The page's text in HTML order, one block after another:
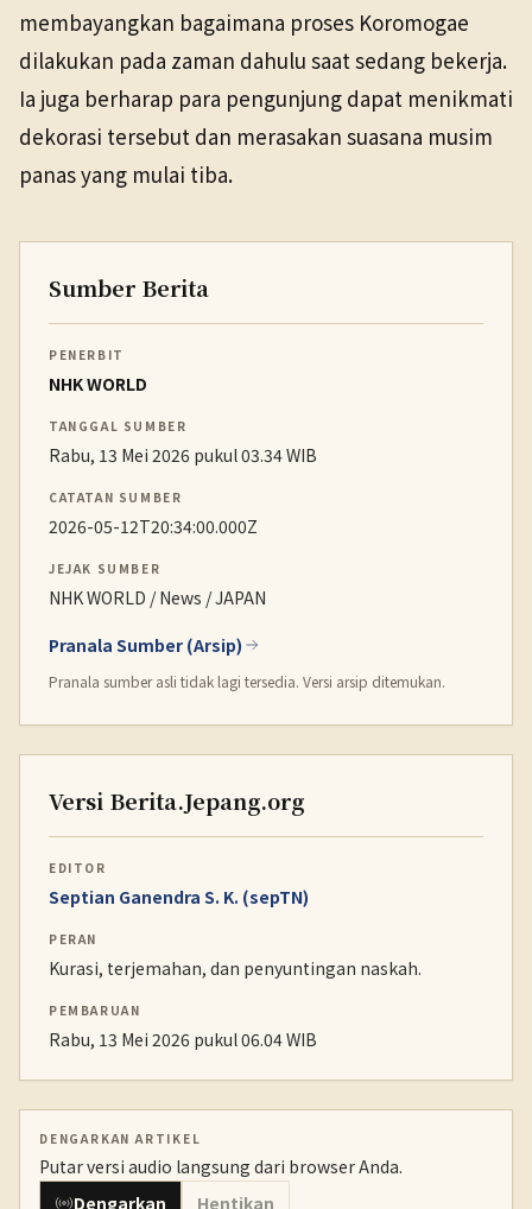
membayangkan bagaimana proses Koromogae
dilakukan pada zaman dahulu saat sedang bekerja.
Ia juga berharap para pengunjung dapat menikmati
dekorasi tersebut dan merasakan suasana musim
panas yang mulai tiba.
Sumber Berita
PENERBIT
NHK WORLD
TANGGAL SUMBER
Rabu, 13 Mei 2026 pukul 03.34 WIB
CATATAN SUMBER
2026-05-12T20:34:00.000Z
JEJAK SUMBER
NHK WORLD / News / JAPAN
Pranala Sumber (Arsip)
Pranala sumber asli tidak lagi tersedia. Versi arsip ditemukan.
Versi Berita.Jepang.org
EDITOR
Septian Ganendra S. K. (sepTN)
PERAN
Kurasi, terjemahan, dan penyuntingan naskah.
PEMBARUAN
Rabu, 13 Mei 2026 pukul 06.04 WIB
DENGARKAN ARTIKEL
Putar versi audio langsung dari browser Anda.
Dengarkan
Hentikan